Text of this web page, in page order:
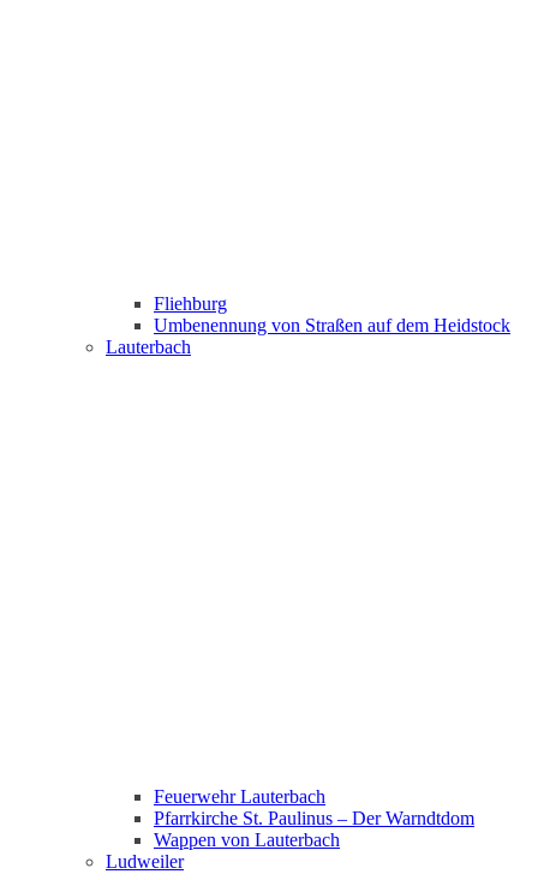
Fliehburg
Umbenennung von Straßen auf dem Heidstock
Lauterbach
Feuerwehr Lauterbach
Pfarrkirche St. Paulinus – Der Warndtdom
Wappen von Lauterbach
Ludweiler